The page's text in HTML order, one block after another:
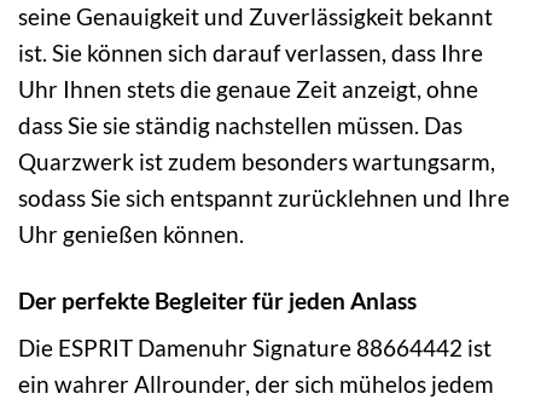
seine Genauigkeit und Zuverlässigkeit bekannt
ist. Sie können sich darauf verlassen, dass Ihre
Uhr Ihnen stets die genaue Zeit anzeigt, ohne
dass Sie sie ständig nachstellen müssen. Das
Quarzwerk ist zudem besonders wartungsarm,
sodass Sie sich entspannt zurücklehnen und Ihre
Uhr genießen können.
Der perfekte Begleiter für jeden Anlass
Die ESPRIT Damenuhr Signature 88664442 ist
ein wahrer Allrounder, der sich mühelos jedem